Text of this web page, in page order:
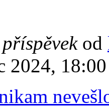
od
2024, 18:00